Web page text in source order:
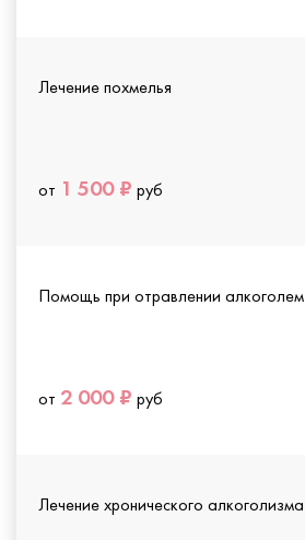
Лечение похмелья
от 1 500 ₽ руб
Помощь при отравлении алкоголем
от 2 000 ₽ руб
Лечение хронического алкоголизма